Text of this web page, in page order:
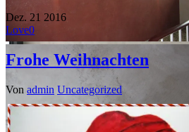
Dez. 21 2016
Love0
Frohe Weihnachten
Von admin Uncategorized